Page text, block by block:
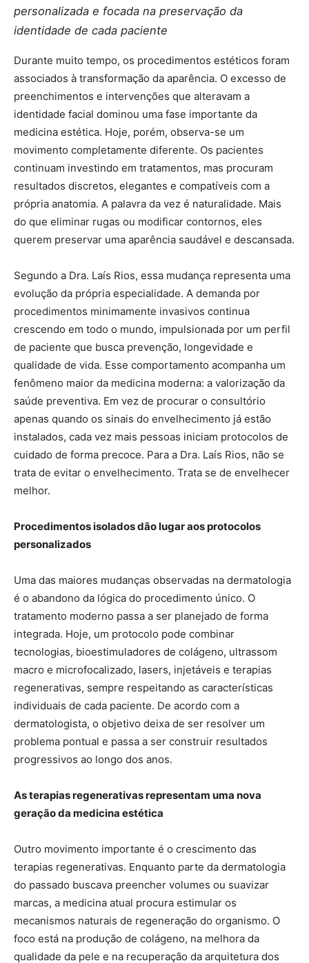
personalizada e focada na preservação da
identidade de cada paciente
Durante muito tempo, os procedimentos estéticos foram
associados à transformação da aparência. O excesso de
preenchimentos e intervenções que alteravam a
identidade facial dominou uma fase importante da
medicina estética. Hoje, porém, observa-se um
movimento completamente diferente. Os pacientes
continuam investindo em tratamentos, mas procuram
resultados discretos, elegantes e compatíveis com a
própria anatomia. A palavra da vez é naturalidade. Mais
do que eliminar rugas ou modificar contornos, eles
querem preservar uma aparência saudável e descansada.
Segundo a Dra. Laís Rios, essa mudança representa uma
evolução da própria especialidade. A demanda por
procedimentos minimamente invasivos continua
crescendo em todo o mundo, impulsionada por um perfil
de paciente que busca prevenção, longevidade e
qualidade de vida. Esse comportamento acompanha um
fenômeno maior da medicina moderna: a valorização da
saúde preventiva. Em vez de procurar o consultório
apenas quando os sinais do envelhecimento já estão
instalados, cada vez mais pessoas iniciam protocolos de
cuidado de forma precoce. Para a Dra. Laís Rios, não se
trata de evitar o envelhecimento. Trata se de envelhecer
melhor.
Procedimentos isolados dão lugar aos protocolos
personalizados
Uma das maiores mudanças observadas na dermatologia
é o abandono da lógica do procedimento único. O
tratamento moderno passa a ser planejado de forma
integrada. Hoje, um protocolo pode combinar
tecnologias, bioestimuladores de colágeno, ultrassom
macro e microfocalizado, lasers, injetáveis e terapias
regenerativas, sempre respeitando as características
individuais de cada paciente. De acordo com a
dermatologista, o objetivo deixa de ser resolver um
problema pontual e passa a ser construir resultados
progressivos ao longo dos anos.
As terapias regenerativas representam uma nova
geração da medicina estética
Outro movimento importante é o crescimento das
terapias regenerativas. Enquanto parte da dermatologia
do passado buscava preencher volumes ou suavizar
marcas, a medicina atual procura estimular os
mecanismos naturais de regeneração do organismo. O
foco está na produção de colágeno, na melhora da
qualidade da pele e na recuperação da arquitetura dos